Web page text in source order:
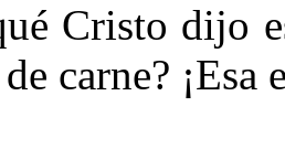
Cristo dijo
carne? ¡Esa